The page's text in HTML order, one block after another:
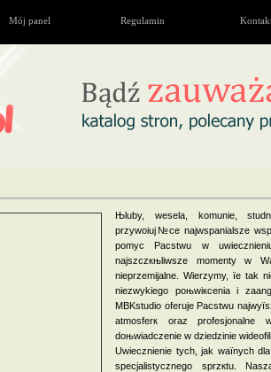
Mój panel Regulamin
Њluby, wesela, komunie,
przywoіuj№ce najwspanialsze
pomуc Paсstwu w
najszczкњliwsze momenty w
nieprzemijalne. Wierzymy, їe tak
niezwykіego poњwiкcenia i
MBKstudio oferuje Paсstwu
atmosferк oraz profesjonalne
doњwiadczenie w dziedzinie
Uwiecznienie tych, jak waїnych
specjalistycznego sprzкtu.